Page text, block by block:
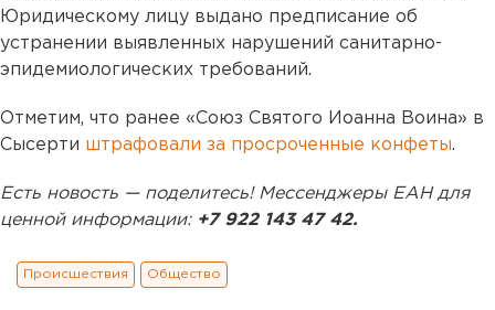
Юридическому лицу выдано предписание об
устранении выявленных нарушений санитарно-
эпидемиологических требований.
Отметим, что ранее «Союз Святого Иоанна Воина» в
Сысерти штрафовали за просроченные конфеты.
Есть новость — поделитесь! Мессенджеры ЕАН для
ценной информации: +7 922 143 47 42.
Происшествия Общество